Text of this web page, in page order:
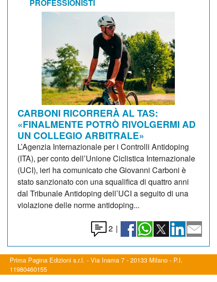
PROFESSIONISTI
CARBONI RICORRERÀ AL TAS:
«FINALMENTE POTRÒ RIVOLGERMI AD
UN COLLEGIO ARBITRALE»
L’Agenzia Internazionale per i Controlli Antidoping
(ITA), per conto dell’Unione Ciclistica Internazionale
(UCI), ieri ha comunicato che Giovanni Carboni è
stato sanzionato con una squalifica di quattro anni
dal Tribunale Antidoping dell’UCI a seguito di una
violazione delle norme antidoping...
2 |
Prima Pagina Edizioni s.r.l. - Via Inama 7 - 20133 Milano - P.I.
11980460155